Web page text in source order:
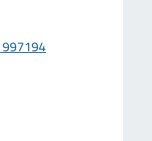
997194